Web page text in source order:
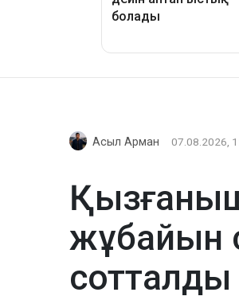
Асыл Арман 07.08.2026,
жұбайын
сотталды